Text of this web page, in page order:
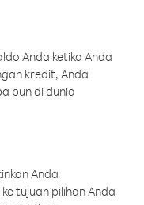
Anda ketika Anda
kredit, Anda
pun di dunia
Anda
tujuan pilihan Anda